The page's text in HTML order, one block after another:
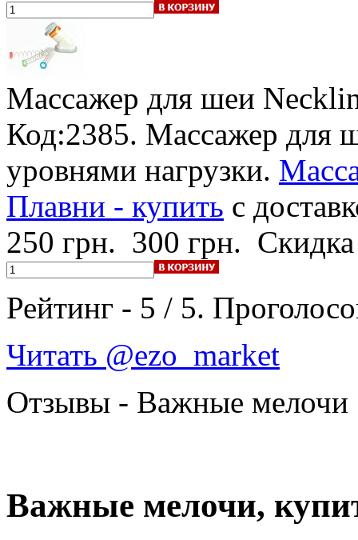
Массажер для шеи
Код:2385. Массажер для
уровнями нагрузки.
Плавни - купить с
250 грн. 300 грн.
Рейтинг - 5 / 5.
Читать @ezo_market
Отзывы - Важные мелочи
Важные мелочи,